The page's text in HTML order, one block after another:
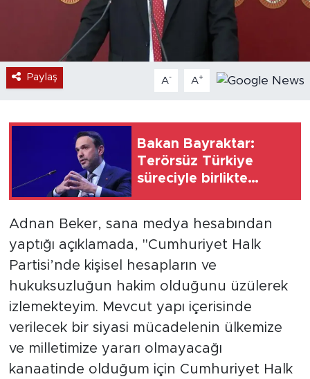
Paylaş A- A+
Bakan Bayraktar:
Terörsüz Türkiye
süreciyle birlikte
adresi oldu
Adnan Beker, sana medya hesabından
yaptığı açıklamada, "Cumhuriyet Halk
Partisi’nde kişisel hesapların ve
hukuksuzluğun hakim olduğunu üzülerek
izlemekteyim. Mevcut yapı içerisinde
verilecek bir siyasi mücadelenin ülkemize
ve milletimize yararı olmayacağı
kanaatinde olduğum için Cumhuriyet Halk